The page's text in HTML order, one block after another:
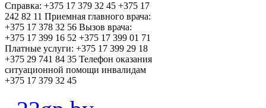
Справка: +375 17 379 32 45 +375 17
242 82 11 Приемная главного врача:
+375 17 378 32 56 Вызов врача:
+375 17 399 16 52 +375 17 399 01 71
Платные услуги: +375 17 399 29 18
+375 29 741 84 35 Телефон оказания
ситуационной помощи инвалидам
+375 17 379 32 45